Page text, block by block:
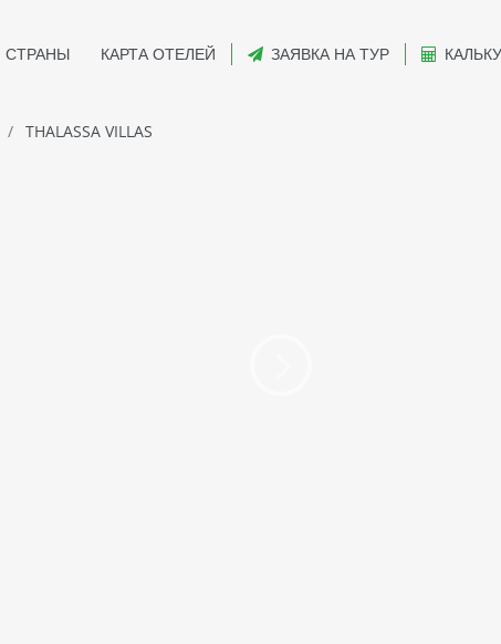
СТРАНЫ КАРТА ОТЕЛЕЙ ЗАЯВКА НА ТУР
THALASSA VILLAS